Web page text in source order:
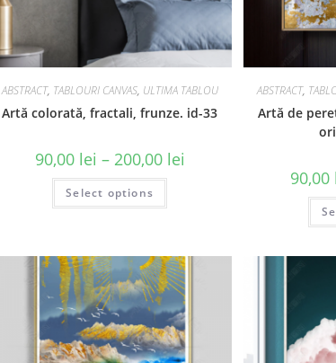
ABSTRACT, TABLOURI CANVAS, ULTIMA TABLOU
Artă colorată, fractali, frunze. id-33
90,00 lei – 200,00 lei
Select options
ABSTRACT,
Artă de
90,00